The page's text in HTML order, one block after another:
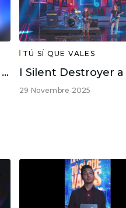
Tú sí que vales: ecco in anteprima chi sono i finalisti!
TÚ SÍ QUE VALES
29 Novembre 2025